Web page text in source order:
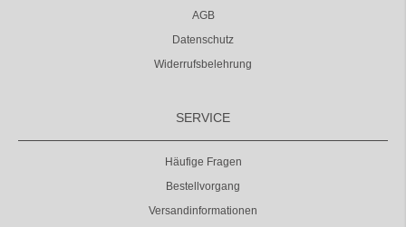
AGB
Datenschutz
Widerrufsbelehrung
SERVICE
Häufige Fragen
Bestellvorgang
Versandinformationen